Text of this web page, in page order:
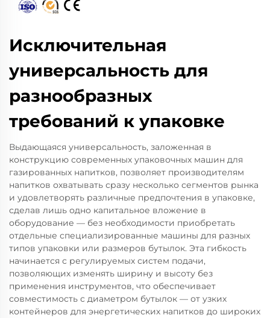
Исключительная
универсальность для
разнообразных
требований к упаковке
Выдающаяся универсальность, заложенная в
конструкцию современных упаковочных машин для
газированных напитков, позволяет производителям
напитков охватывать сразу несколько сегментов рынка
и удовлетворять различные предпочтения в упаковке,
сделав лишь одно капитальное вложение в
оборудование — без необходимости приобретать
отдельные специализированные машины для разных
типов упаковки или размеров бутылок. Эта гибкость
начинается с регулируемых систем подачи,
позволяющих изменять ширину и высоту без
применения инструментов, что обеспечивает
совместимость с диаметром бутылок — от узких
контейнеров для энергетических напитков до широких